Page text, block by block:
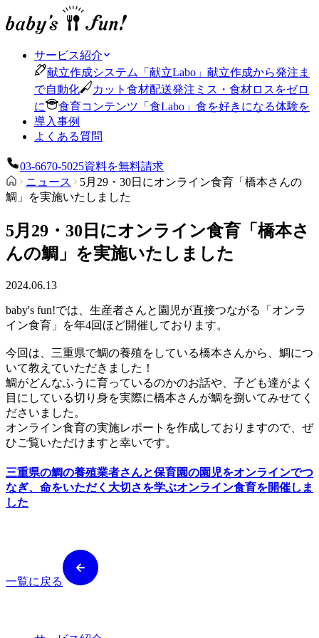
サービス紹介
献立作成システム
「 献立Labo 」 献立作成から発注ま
で自動化
カット食材配送発注ミス・食材ロスをゼロ
に
食育コンテンツ 「 食Labo 」 食を好きになる体験を
導入事例
よくある質問
03-6670-5025資料を無料請求
ニュース
5月29・30日にオンライン食育「橋本さんの
鯛」を実施いたしました
5月29・30日にオンライン食育「橋本さ
んの鯛」を実施いたしました
2024.06.13
baby's fun!では、生産者さんと園児が直接つながる「オンラ
イン食育」を年4回ほど開催しております。
今回は、三重県で鯛の養殖をしている橋本さんから、鯛につ
いて教えていただきました！
鯛がどんなふうに育っているのかのお話や、子ども達がよく
目にしている切り身を実際に橋本さんが鯛を捌いてみせてく
ださいました。
オンライン食育の実施レポートを作成しておりますので、ぜ
ひご覧いただけますと幸いです。
三重県の鯛の養殖業者さんと保育園の園児をオンラインでつ
なぎ、命をいただく大切さを学ぶオンライン食育を開催しま
した
一覧に戻る